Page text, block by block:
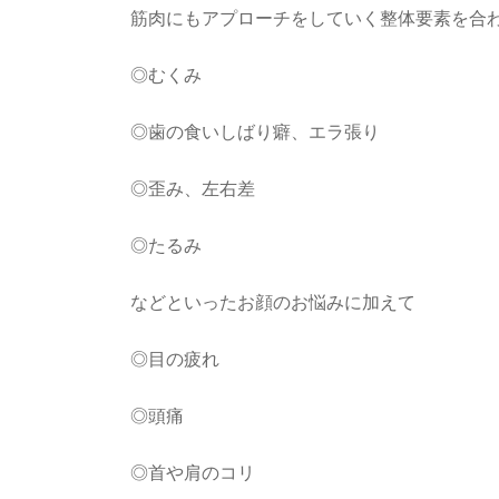
筋肉にもアプローチをしていく整体要素を合
◎むくみ
◎歯の食いしばり癖、エラ張り
◎歪み、左右差
◎たるみ
などといったお顔のお悩みに加えて
◎目の疲れ
◎頭痛
◎首や肩のコリ